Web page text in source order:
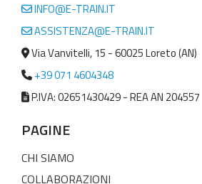
INFO@E-TRAIN.IT
ASSISTENZA@E-TRAIN.IT
Via Vanvitelli, 15 - 60025 Loreto (AN)
+39 071 4604348
P.IVA: 02651430429 - REA AN 204557
PAGINE
CHI SIAMO
COLLABORAZIONI